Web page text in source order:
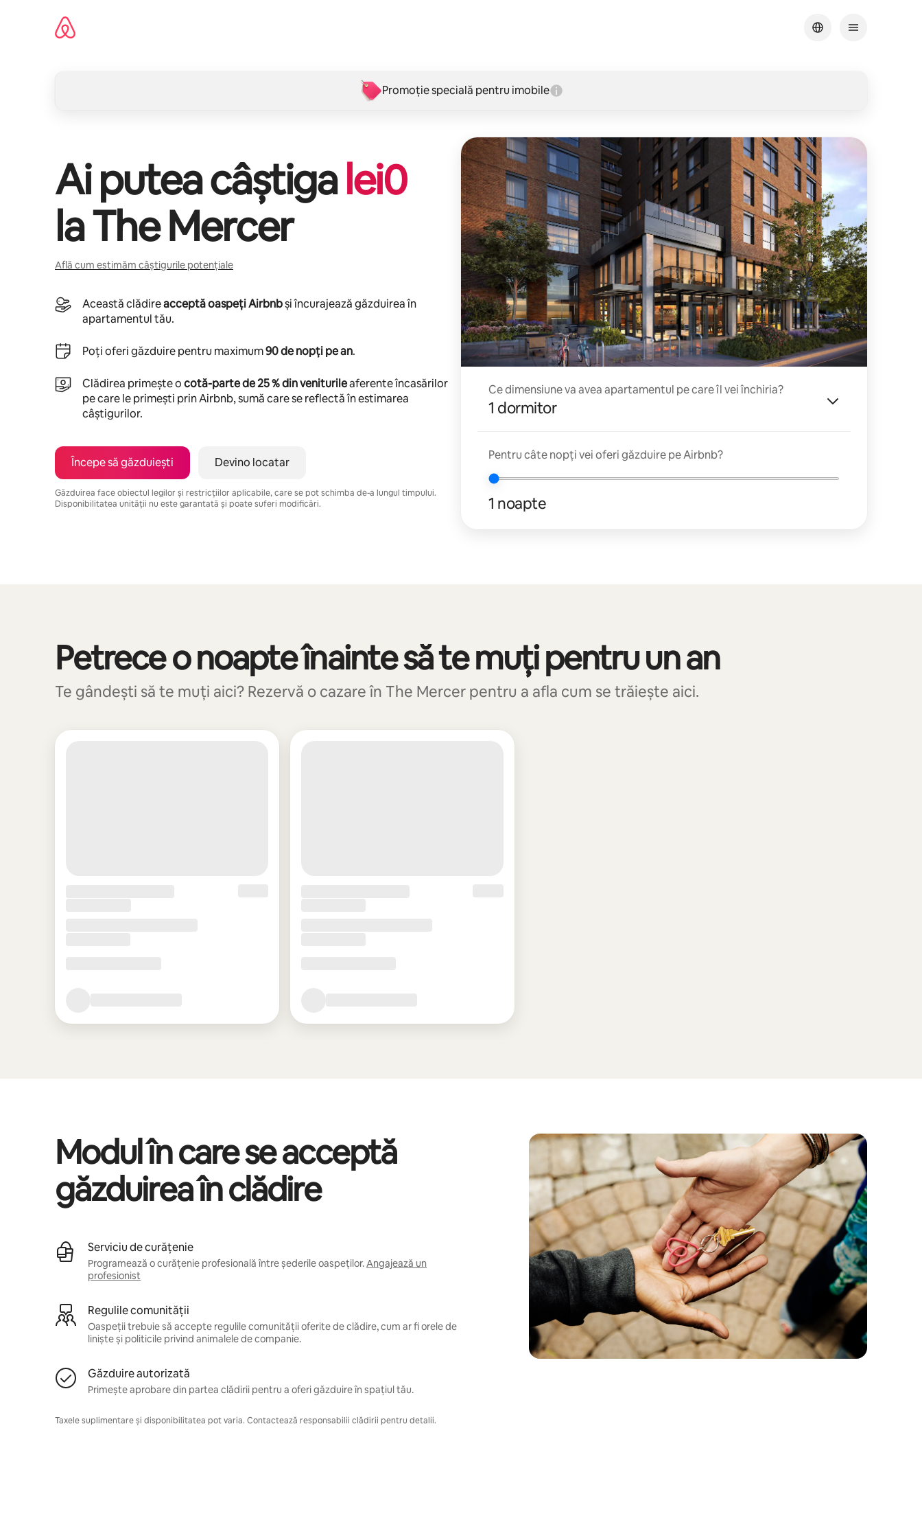
Promoție specială pentru imobile
Ai putea câștigalei0
laThe Mercer
Află cum estimăm câștigurile potențiale
Această clădireacceptă oaspeți Airbnbși încurajează găzduirea în
apartamentul tău.
Poți oferi găzduire pentru maximum90 de nopți pe an.
Clădirea primește ocotă-parte de 25 % din veniturileaferente încasărilor
pe care le primești prin Airbnb, sumă care se reflectă în estimarea
câștigurilor.
Începe să găzduiești Devino locatar
Găzduirea face obiectul legilor și restricțiilor aplicabile, care se pot schimba de-a lungul timpului.
Disponibilitatea unității nu este garantată și poate suferi modificări.
Ce dimensiune va avea apartamentul pe care îl vei închiria?
1 dormitor
Pentru câte nopți vei oferi găzduire pe Airbnb?
1 noapte
Petrece o noapte înainte să te muți pentru un an
Te gândești să te muți aici? Rezervă o cazare în The Mercer pentru a afla cum se trăiește aici.
Se afișează 0 din 0 elemente
Modul în care se acceptă
găzduirea în clădire
Serviciu de curățenie
Programează o curățenie profesională între șederile oaspeților. Angajează un
profesionist
Regulile comunității
Oaspeții trebuie să accepte regulile comunității oferite de clădire, cum ar fi orele de
liniște și politicile privind animalele de companie.
Găzduire autorizată
Primește aprobare din partea clădirii pentru a oferi găzduire în spațiul tău.
Taxele suplimentare și disponibilitatea pot varia. Contactează responsabilii clădirii pentru detalii.